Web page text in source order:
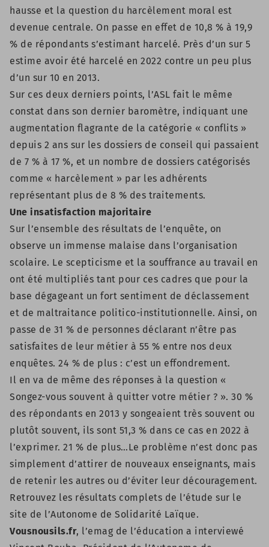
hausse et la question du harcèlement moral est
devenue centrale. On passe en effet de 10,8 % à 19,9
% de répondants s’estimant harcelé. Près d’un sur 5
estime avoir été harcelé en 2022 contre un peu plus
d’un sur 10 en 2013.
Sur ces deux derniers points, l’ASL fait le même
constat dans son dernier baromètre, indiquant une
augmentation flagrante de la catégorie « conflits »
depuis 2 ans sur les dossiers de conseil qui passaient
de 7 % à 17 %, et un nombre de dossiers catégorisés
comme « harcèlement » par les adhérents
représentant plus de 8 % des traitements.
Une insatisfaction majoritaire
Sur l’ensemble des résultats de l’enquête, on
observe un immense malaise dans l’organisation
scolaire. Le scepticisme et la souffrance au travail en
ont été multipliés tant pour ces cadres que pour la
base dégageant un fort sentiment de déclassement
et de maltraitance politico-institutionnelle. Ainsi, on
passe de 31 % de personnes déclarant n’être pas
satisfaites de leur métier à 55 % entre nos deux
enquêtes. 24 % de plus : c’est un effondrement.
Il en va de même des réponses à la question «
Songez-vous souvent à quitter votre métier ? ». 30 %
des répondants en 2013 y songeaient très souvent ou
plutôt souvent, ils sont 51,3 % dans ce cas en 2022 à
l’exprimer. 21 % de plus…Le problème n’est donc pas
simplement d’attirer de nouveaux enseignants, mais
de retenir les autres ou d’éviter leur découragement.
Retrouvez les résultats complets de l’étude sur le
site de l’Autonome de Solidarité Laïque.
Vousnousils.fr, l’emag de l’éducation a interviewé